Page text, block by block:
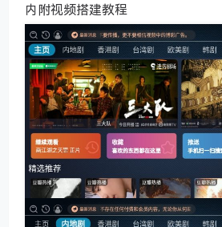
内附视频搭建教程